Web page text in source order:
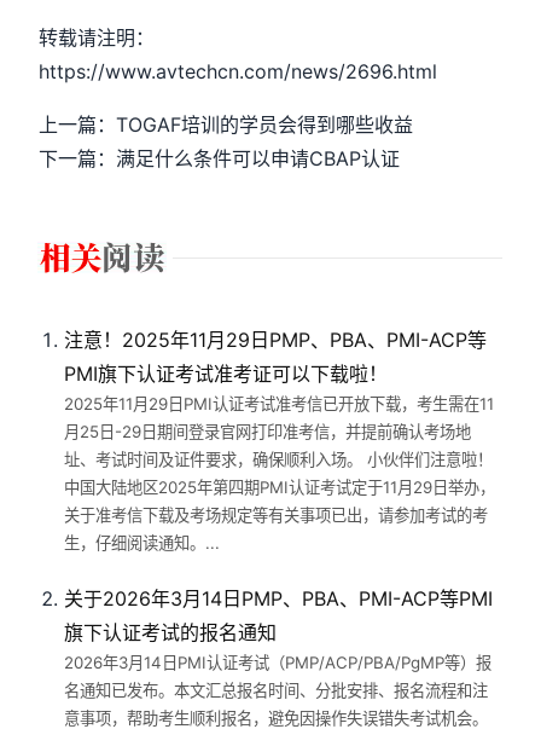
转载请注明：
https://www.avtechcn.com/news/2696.html
上一篇：TOGAF培训的学员会得到哪些收益
下一篇：满足什么条件可以申请CBAP认证
注意！2025年11月29日PMP、PBA、PMI-ACP等
PMI旗下认证考试准考证可以下载啦！
2025年11月29日PMI认证考试准考信已开放下载，考生需在11
月25日-29日期间登录官网打印准考信，并提前确认考场地
址、考试时间及证件要求，确保顺利入场。 小伙伴们注意啦！
中国大陆地区2025年第四期PMI认证考试定于11月29日举办，
关于准考信下载及考场规定等有关事项已出，请参加考试的考
生，仔细阅读通知。...
关于2026年3月14日PMP、PBA、PMI-ACP等PMI
旗下认证考试的报名通知
2026年3月14日PMI认证考试（PMP/ACP/PBA/PgMP等）报
名通知已发布。本文汇总报名时间、分批安排、报名流程和注
意事项，帮助考生顺利报名，避免因操作失误错失考试机会。